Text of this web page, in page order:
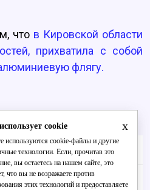
что в Кировской области
прихватила с собой
флягу.
сбили БПЛА
x
cookie
используются cookie-файлы и другие
технологии. Если, прочитав это
вы остаетесь на нашем сайте, это
что вы не возражаете против
этих технологий и предоставляете